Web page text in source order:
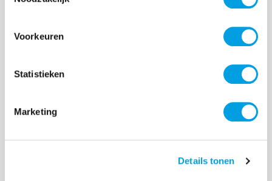
Voorkeuren
Statistieken
Marketing
Details tonen
Productnummer:
BeHello